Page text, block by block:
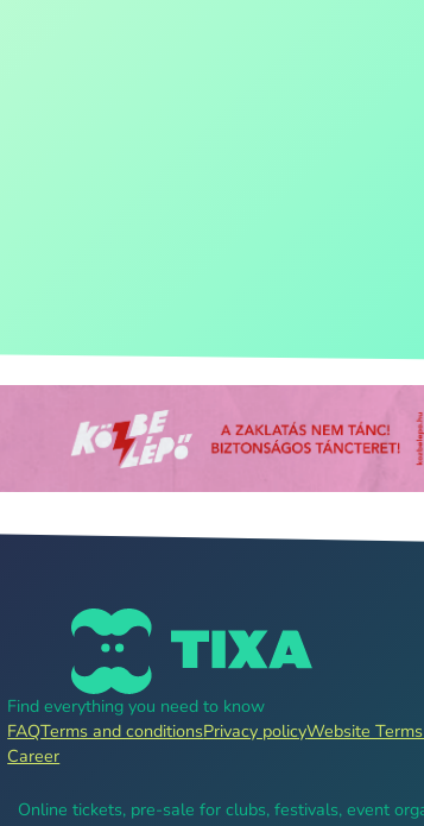
Find everything you need to know
FAQTerms and conditionsPrivacy policyWebsite
Career
Online tickets, pre-sale for clubs, festivals, event